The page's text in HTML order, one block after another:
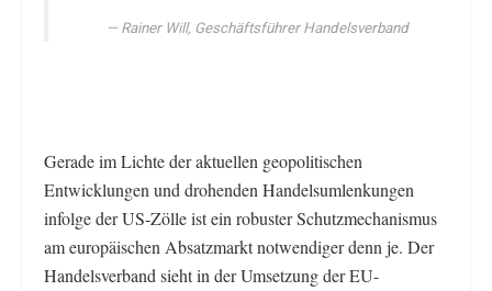
Rainer Will, Geschäftsführer Handelsverband
Gerade im Lichte der aktuellen geopolitischen
Entwicklungen und drohenden Handelsumlenkungen
infolge der US-Zölle ist ein robuster Schutzmechanismus
am europäischen Absatzmarkt notwendiger denn je. Der
Handelsverband sieht in der Umsetzung der EU-